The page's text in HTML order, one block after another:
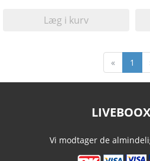
Læg i kurv
« 1
Vi modtager de